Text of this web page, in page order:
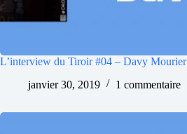
L’interview du Tiroir #04 – Davy Mourier
janvier 30, 2019
1 commentaire